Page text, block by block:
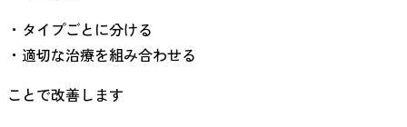
・タイプごとに分ける
・適切な治療を組み合わせる
ことで改善します